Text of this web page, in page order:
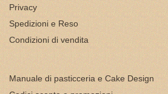
Privacy
Spedizioni e Reso
Condizioni di vendita
Manuale di pasticceria e Cake Design